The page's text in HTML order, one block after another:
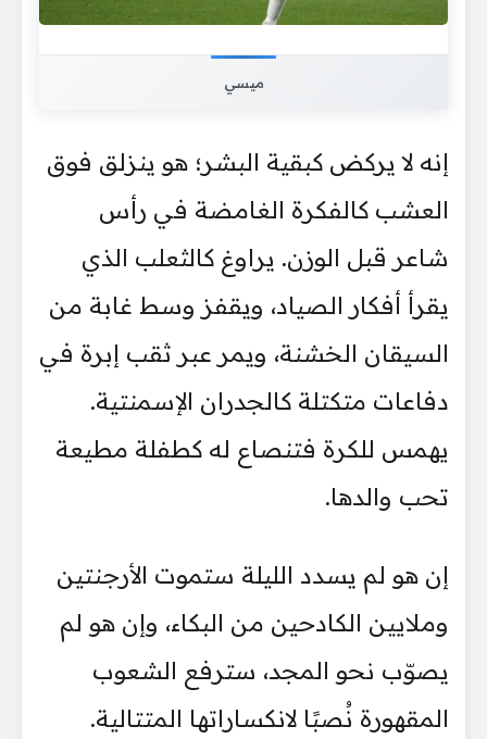
ميسي
إنه لا يركض كبقية البشر؛ هو ينزلق فوق
العشب كالفكرة الغامضة في رأس
شاعر قبل الوزن. يراوغ كالثعلب الذي
يقرأ أفكار الصياد، ويقفز وسط غابة من
السيقان الخشنة، ويمر عبر ثقب إبرة في
دفاعات متكتلة كالجدران الإسمنتية.
يهمس للكرة فتنصاع له كطفلة مطيعة
تحب والدها.
إن هو لم يسدد الليلة ستموت الأرجنتين
وملايين الكادحين من البكاء، وإن هو لم
يصوّب نحو المجد، سترفع الشعوب
المقهورة نُصبًا لانكساراتها المتتالية.